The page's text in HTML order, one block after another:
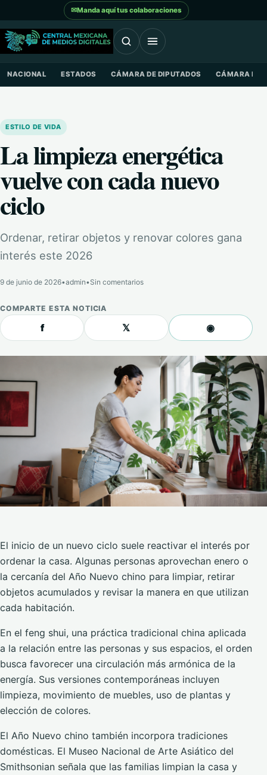
Saltar al contenido
✉Manda aquí tus colaboraciones
NACIONAL ESTADOS CÁMARA DE DIPUTADOS CÁMARA DE
ESTILO DE VIDA
La limpieza energética
vuelve con cada nuevo
ciclo
Ordenar, retirar objetos y renovar colores gana
interés este 2026
9 de junio de 2026•admin•Sin comentarios
COMPARTE ESTA NOTICIA
f 𝕏 ◉
El inicio de un nuevo ciclo suele reactivar el interés por
ordenar la casa. Algunas personas aprovechan enero o
la cercanía del Año Nuevo chino para limpiar, retirar
objetos acumulados y revisar la manera en que utilizan
cada habitación.
En el feng shui, una práctica tradicional china aplicada
a la relación entre las personas y sus espacios, el orden
busca favorecer una circulación más armónica de la
energía. Sus versiones contemporáneas incluyen
limpieza, movimiento de muebles, uso de plantas y
elección de colores.
El Año Nuevo chino también incorpora tradiciones
domésticas. El Museo Nacional de Arte Asiático del
Smithsonian señala que las familias limpian la casa y